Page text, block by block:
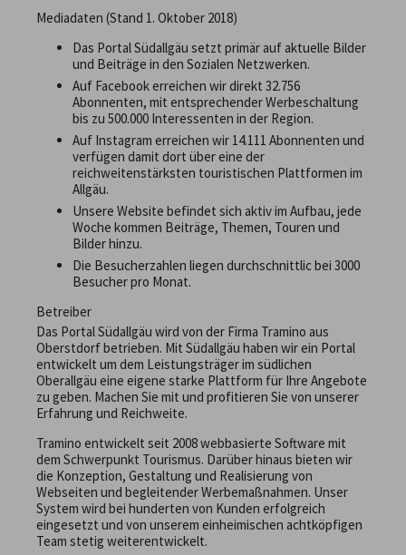
Mediadaten (Stand 1. Oktober 2018)
Das Portal Südallgäu setzt primär auf aktuelle Bilder
und Beiträge in den Sozialen Netzwerken.
Auf Facebook erreichen wir direkt 32.756
Abonnenten, mit entsprechender Werbeschaltung
bis zu 500.000 Interessenten in der Region.
Auf Instagram erreichen wir 14.111 Abonnenten und
verfügen damit dort über eine der
reichweitenstärksten touristischen Plattformen im
Allgäu.
Unsere Website befindet sich aktiv im Aufbau, jede
Woche kommen Beiträge, Themen, Touren und
Bilder hinzu.
Die Besucherzahlen liegen durchschnittlic bei 3000
Besucher pro Monat.
Betreiber
Das Portal Südallgäu wird von der Firma Tramino aus
Oberstdorf betrieben. Mit Südallgäu haben wir ein Portal
entwickelt um dem Leistungsträger im südlichen
Oberallgäu eine eigene starke Plattform für Ihre Angebote
zu geben. Machen Sie mit und profitieren Sie von unserer
Erfahrung und Reichweite.
Tramino entwickelt seit 2008 webbasierte Software mit
dem Schwerpunkt Tourismus. Darüber hinaus bieten wir
die Konzeption, Gestaltung und Realisierung von
Webseiten und begleitender Werbemaßnahmen. Unser
System wird bei hunderten von Kunden erfolgreich
eingesetzt und von unserem einheimischen achtköpfigen
Team stetig weiterentwickelt.